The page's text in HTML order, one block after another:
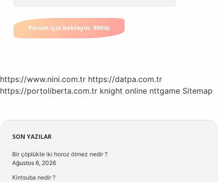
https://www.nini.com.tr https://datpa.com.tr
https://portoliberta.com.tr knight online nttgame Sitemap
Sidebar
SON YAZILAR
Bir çöplükte iki horoz ötmez nedir ?
Ağustos 6, 2026
Kintsuba nedir ?